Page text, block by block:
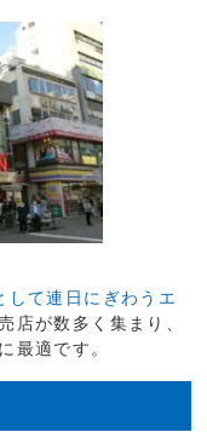
して連日にぎわうエ
店が数多く集まり、
最適です。